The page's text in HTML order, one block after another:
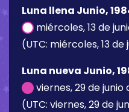
Luna llena Junio,
miércoles, 13 de
(UTC: miércoles, 13 de
Luna nueva Junio,
viernes, 29 de junio
(UTC: viernes, 29 de